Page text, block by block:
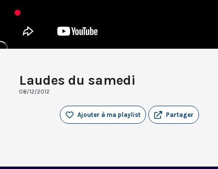
Laudes du samedi
08/12/2012
Partager
Ajouter à ma playlist